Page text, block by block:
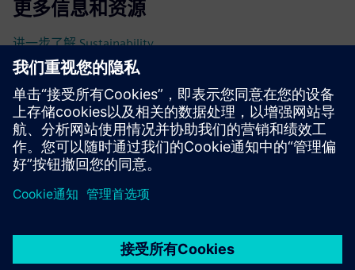
更多信息和资源
进一步了解 Sustainability
先决条件
无